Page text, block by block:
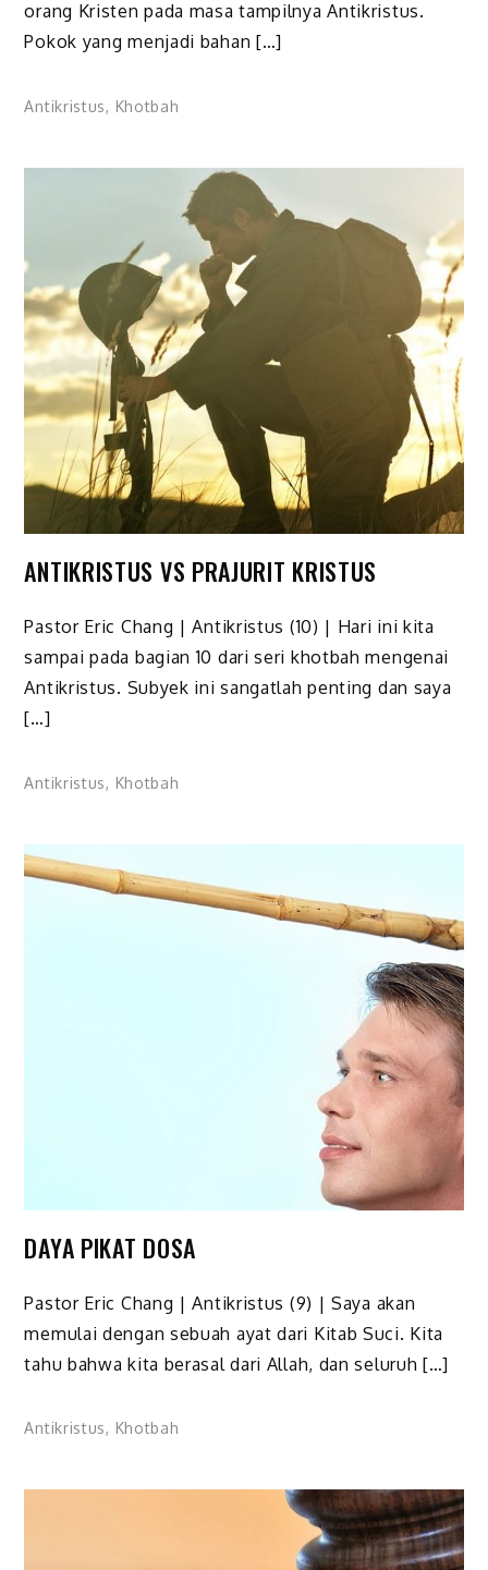
orang Kristen pada masa tampilnya Antikristus.
Pokok yang menjadi bahan […]
Antikristus, Khotbah
ANTIKRISTUS VS PRAJURIT KRISTUS
Pastor Eric Chang | Antikristus (10) | Hari ini kita
sampai pada bagian 10 dari seri khotbah mengenai
Antikristus. Subyek ini sangatlah penting dan saya
[…]
Antikristus, Khotbah
DAYA PIKAT DOSA
Pastor Eric Chang | Antikristus (9) | Saya akan
memulai dengan sebuah ayat dari Kitab Suci. Kita
tahu bahwa kita berasal dari Allah, dan seluruh […]
Antikristus, Khotbah